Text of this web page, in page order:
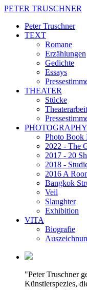
PETER TRUSCHNER
Peter Truschner
TEXT
Romane
Erzählungen
Gedichte
Essays
THEATER
Stücke
Theaterarbeit
PHOTOGRAPHY
Photo Book
2022 - The
2017 - 20
2018 -
2016 A
Bangkok
Veil
Slaughter
Exhibition
VITA
Biografie
"Peter Truschner
Künstlerspezies,